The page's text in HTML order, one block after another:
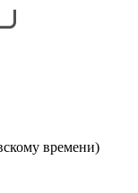
времени)